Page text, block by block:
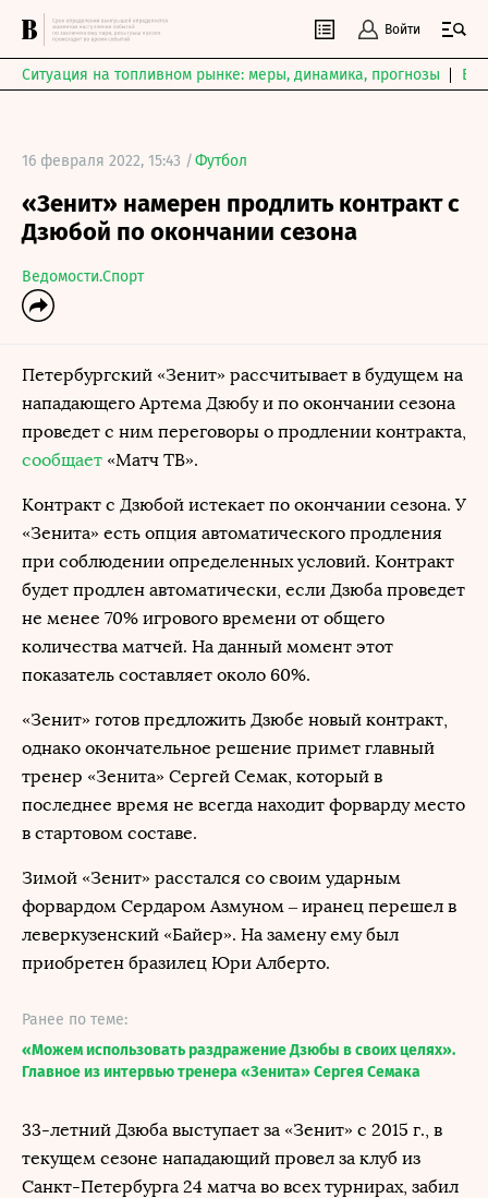
Войти
Ситуация на топливном рынке: меры, динамика, прогнозы
16 февраля 2022, 15:43 /Футбол
«Зенит» намерен продлить контракт с
Дзюбой по окончании сезона
Ведомости.Спорт
Петербургский «Зенит» рассчитывает в будущем на
нападающего Артема Дзюбу и по окончании сезона
проведет с ним переговоры о продлении контракта,
сообщает «Матч ТВ».
Контракт с Дзюбой истекает по окончании сезона. У
«Зенита» есть опция автоматического продления
при соблюдении определенных условий. Контракт
будет продлен автоматически, если Дзюба проведет
не менее 70% игрового времени от общего
количества матчей. На данный момент этот
показатель составляет около 60%.
«Зенит» готов предложить Дзюбе новый контракт,
однако окончательное решение примет главный
тренер «Зенита» Сергей Семак, который в
последнее время не всегда находит форварду место
в стартовом составе.
Зимой «Зенит» расстался со своим ударным
форвардом Сердаром Азмуном – иранец перешел в
леверкузенский «Байер». На замену ему был
приобретен бразилец Юри Алберто.
Ранее по теме:
«Можем использовать раздражение Дзюбы в своих целях».
Главное из интервью тренера «Зенита» Сергея Семака
33-летний Дзюба выступает за «Зенит» с 2015 г., в
текущем сезоне нападающий провел за клуб из
Санкт-Петербурга 24 матча во всех турнирах, забил